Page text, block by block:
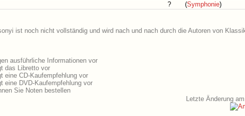
? (Symphonie)
ist noch nicht vollständig und wird nach und nach durch die Autoren von
ausführliche Informationen vor
das Libretto vor
eine CD-Kaufempfehlung vor
eine DVD-Kaufempfehlung vor
Sie Noten bestellen
Letzte Änderung